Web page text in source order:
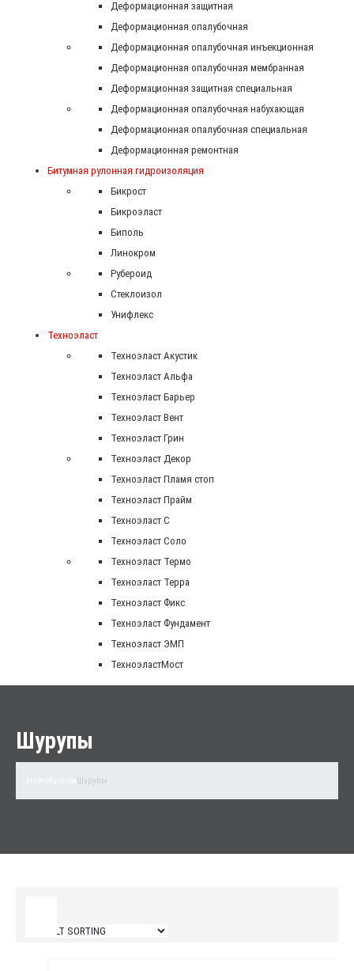
Деформационная защитная
Деформационная опалубочная
Деформационная опалубочная инъекционная
Деформационная опалубочная мембранная
Деформационная защитная специальная
Деформационная опалубочная набухающая
Деформационная опалубочная специальная
Деформационная ремонтная
Битумная рулонная гидроизоляция
Бикрост
Бикроэласт
Биполь
Линокром
Рубероид
Стеклоизол
Унифлекс
Техноэласт
Техноэласт Акустик
Техноэласт Альфа
Техноэласт Барьер
Техноэласт Вент
Техноэласт Грин
Техноэласт Декор
Техноэласт Пламя стоп
Техноэласт Прайм
Техноэласт С
Техноэласт Соло
Техноэласт Термо
Техноэласт Терра
Техноэласт Фикс
Техноэласт Фундамент
Техноэласт ЭМП
ТехноэластМост
Шурупы
Шурупы